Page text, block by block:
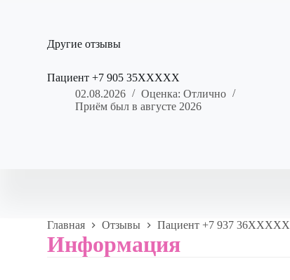
Другие отзывы
Пациент +7 905 35XXXXX
02.08.2026
Оценка: Отлично
Приём был в августе 2026
Главная Отзывы Пациент +7 937 36XXXXX
Информация